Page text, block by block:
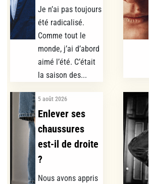
Je n’ai pas toujours
été radicalisé.
Comme tout le
monde, j’ai d’abord
aimé l’été. C’était
la saison des...
5 août 2026
Enlever ses
chaussures
est-il de droite
?
Nous avons appris